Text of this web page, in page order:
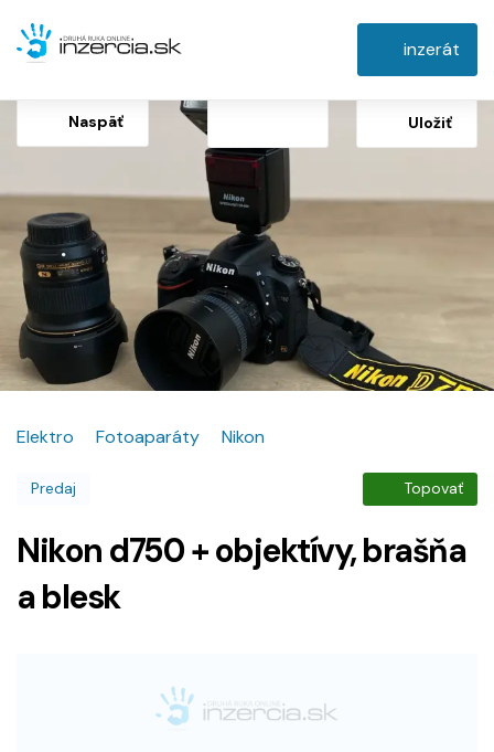
inzerát
Naspäť Uložiť
Elektro Fotoaparáty Nikon
Predaj Topovať
Nikon d750 + objektívy, brašňa
a blesk